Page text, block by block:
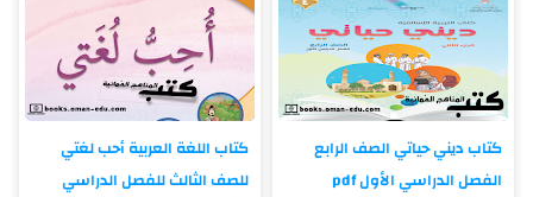
كتاب ديني حياتي الصف الرابع
الفصل الدراسي الأول pdf
كتاب اللغة العربية أحب لغتي
للصف الثالث للفصل الدراسي